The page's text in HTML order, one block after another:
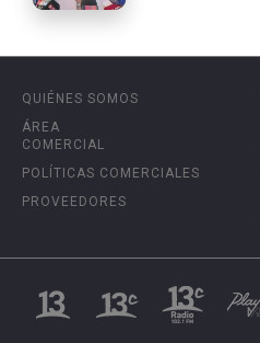
QUIÉNES SOMOS
ÁREA
COMERCIAL
POLÍTICAS COMERCIALES
PROVEEDORES